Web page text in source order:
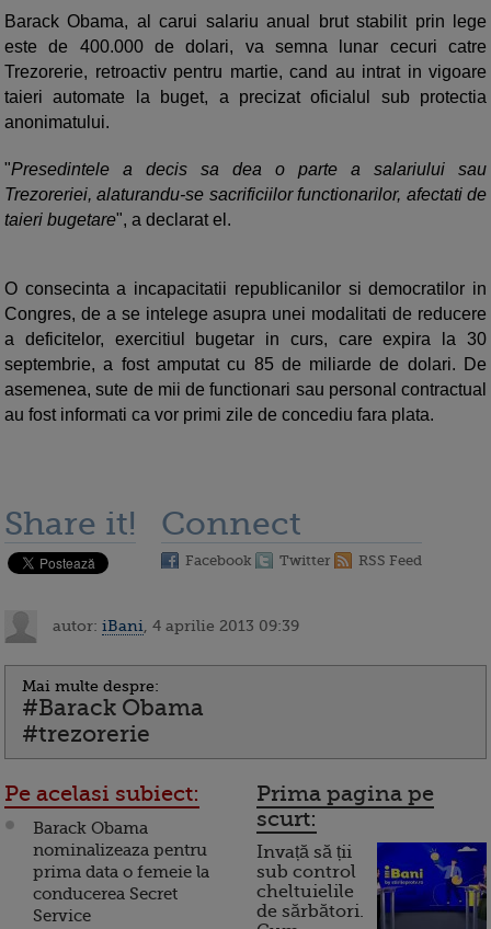
Barack Obama, al carui salariu anual brut stabilit prin lege
este de 400.000 de dolari, va semna lunar cecuri catre
Trezorerie, retroactiv pentru martie, cand au intrat in vigoare
taieri automate la buget, a precizat oficialul sub protectia
anonimatului.
"Presedintele a decis sa dea o parte a salariului sau
Trezoreriei, alaturandu-se sacrificiilor functionarilor, afectati de
taieri bugetare", a declarat el.
O consecinta a incapacitatii republicanilor si democratilor in
Congres, de a se intelege asupra unei modalitati de reducere
a deficitelor, exercitiul bugetar in curs, care expira la 30
septembrie, a fost amputat cu 85 de miliarde de dolari. De
asemenea, sute de mii de functionari sau personal contractual
au fost informati ca vor primi zile de concediu fara plata.
Share it! Connect
Facebook Twitter RSS Feed
autor: iBani , 4 aprilie 2013 09:39
Mai multe despre:
#Barack Obama
#trezorerie
Pe acelasi subiect:
Barack Obama
nominalizeaza pentru
prima data o femeie la
conducerea Secret
Service
Prima pagina pe
scurt:
Invață să ții
sub control
cheltuielile
de sărbători.